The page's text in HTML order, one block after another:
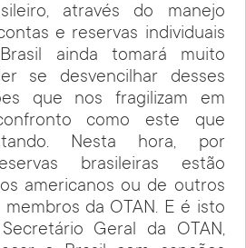
através do manejo
e reservas individuais
ainda tomará muito
se desvencilhar desses
que nos fragilizam em
como este que
Nesta hora, por
brasileiras estão
americanos ou de outros
da OTAN. E é isto
Geral da OTAN,